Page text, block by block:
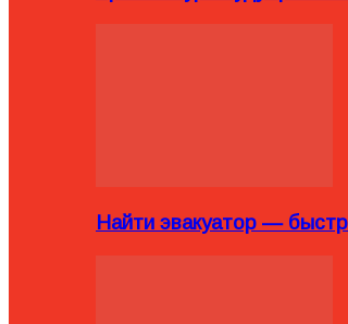
Найти эвакуатор —